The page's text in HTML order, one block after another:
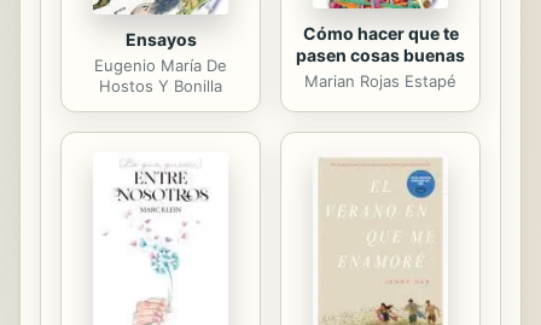
Ensayos
Eugenio María De
Hostos Y Bonilla
Cómo hacer que te
pasen cosas buenas
Marian Rojas Estapé